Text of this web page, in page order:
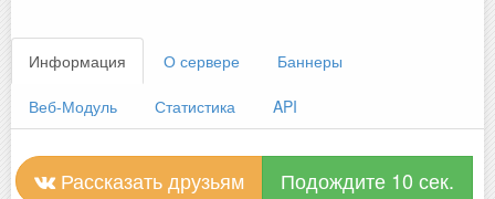
Информация О сервере Баннеры
Веб-Модуль Статистика API
Рассказать друзьям
Подождите 10 сек.